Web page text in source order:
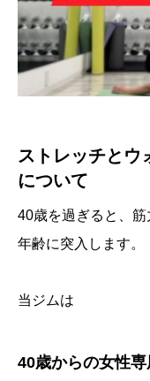
ストレッチと
について
40歳を過ぎると、筋
年齢に突入します。
当ジムは
40歳からの女性専